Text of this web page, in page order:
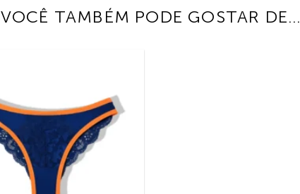
VOCÊ TAMBÉM PODE GOSTAR DE…